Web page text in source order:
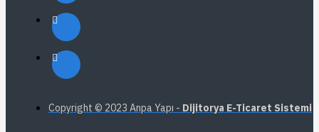
Copyright © 2023 Anpa Yapı - Dijitorya E-Ticaret Sistemi